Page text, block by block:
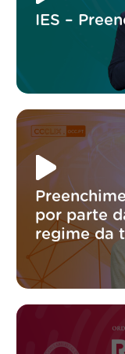
IES –
por parte
regime da